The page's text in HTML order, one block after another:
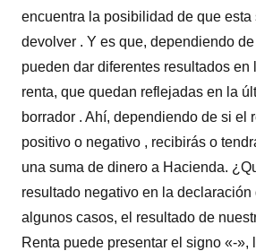
encuentra la posibilidad de que esta
devolver . Y es que, dependiendo
pueden dar diferentes resultados en
renta, que quedan reflejadas en la
borrador . Ahí, dependiendo de si el
positivo o negativo , recibirás o
una suma de dinero a Hacienda.
resultado negativo en la declaración
algunos casos, el resultado de
Renta puede presentar el signo «-»,